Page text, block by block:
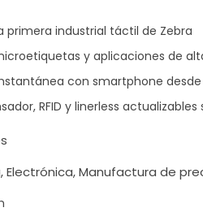
primera industrial táctil de Zebra
y aplicaciones de
con smartphone
RFID y linerless
Electrónica, Manufactura de